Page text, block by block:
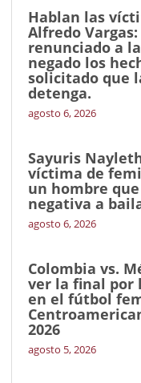
Hablan las
Alfredo
renunciado a
negado los
solicitado que
detenga.
agosto 6, 2026
Sayuris
víctima de
un hombre
negativa a
agosto 6, 2026
Colombia vs.
ver la final por
en el fútbol
2026
agosto 5, 2026